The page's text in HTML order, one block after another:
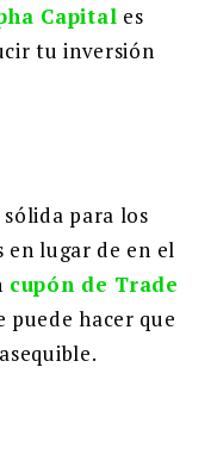
Capital es
tu inversión
para los
en lugar de en el
cupón de Trade
hacer que